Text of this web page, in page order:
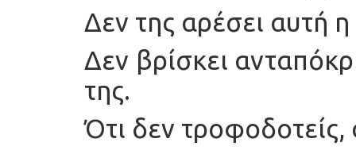
Δεν της αρέσει αυτή
Δεν βρίσκει
της.
Ότι δεν τροφοδοτείς,